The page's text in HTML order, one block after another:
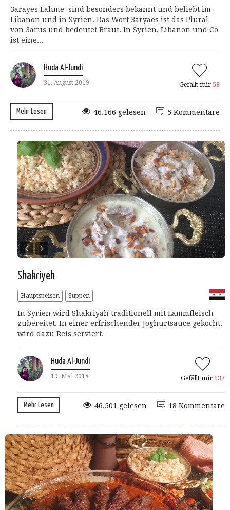
3arayes Lahme sind besonders bekannt und beliebt im
Libanon und in Syrien. Das Wort 3aryaes ist das Plural
von 3arus und bedeutet Braut. In Syrien, Libanon und Co
ist eine...
Huda Al-Jundi
31. August 2019 Gefällt mir 58
Mehr Lesen 5 Kommentare
46.166 gelesen
Shakriyeh
Hauptspeisen Suppen
In Syrien wird Shakriyah traditionell mit Lammfleisch
zubereitet. In einer erfrischender Joghurtsauce gekocht,
wird dazu Reis serviert.
Huda Al-Jundi
19. Mai 2018 Gefällt mir 137
Mehr Lesen 18 Kommentare
46.501 gelesen